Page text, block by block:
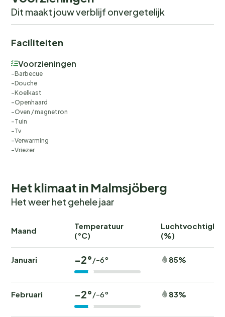
Dit maakt jouw verblijf onvergetelijk
Faciliteiten
Voorzieningen
Barbecue
Douche
Koelkast
Openhaard
Oven / magnetron
Tuin
Tv
Verwarming
Vriezer
Het klimaat in Malmsjöberg
Het weer het gehele jaar
Maand
Temperatuur
(°C)
(%)
Januari -2°/-6° 85%
Februari -2°/-6° 83%